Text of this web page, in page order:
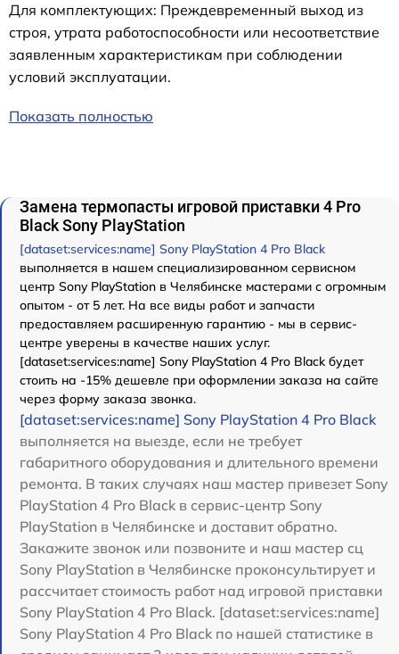
Для комплектующих: Преждевременный выход из
строя, утрата работоспособности или несоответствие
заявленным характеристикам при соблюдении
условий эксплуатации.
Показать полностью
Замена термопасты игровой приставки 4 Pro
Black Sony PlayStation
[dataset:services:name] Sony PlayStation 4 Pro Black
выполняется в нашем специализированном сервисном
центр Sony PlayStation в Челябинске мастерами с огромным
опытом - от 5 лет. На все виды работ и запчасти
предоставляем расширенную гарантию - мы в сервис-
центре уверены в качестве наших услуг.
[dataset:services:name] Sony PlayStation 4 Pro Black будет
стоить на -15% дешевле при оформлении заказа на сайте
через форму заказа звонка.
[dataset:services:name] Sony PlayStation 4 Pro Black
выполняется на выезде, если не требует
габаритного оборудования и длительного времени
ремонта. В таких случаях наш мастер привезет Sony
PlayStation 4 Pro Black в сервис-центр Sony
PlayStation в Челябинске и доставит обратно.
Закажите звонок или позвоните и наш мастер сц
Sony PlayStation в Челябинске проконсультирует и
рассчитает стоимость работ над игровой приставки
Sony PlayStation 4 Pro Black. [dataset:services:name]
Sony PlayStation 4 Pro Black по нашей статистике в